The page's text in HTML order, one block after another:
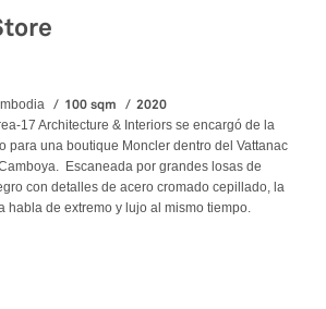
100 sqm 2020
17 Architecture & Interiors se encargó de la
para una boutique Moncler dentro del Vattanac
Escaneada por grandes losas de
con detalles de acero cromado cepillado, la
habla de extremo y lujo al mismo tiempo.